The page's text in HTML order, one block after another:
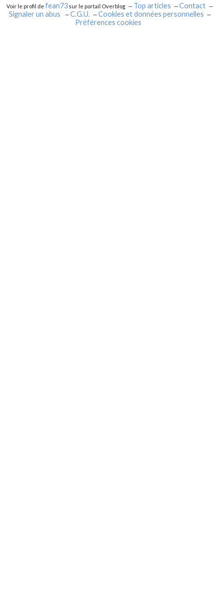
Voir le profil defean73 sur le portail Overblog Top articles
Contact
Signaler un abus
C.G.U.
Cookies et données personnelles
Préférences cookies